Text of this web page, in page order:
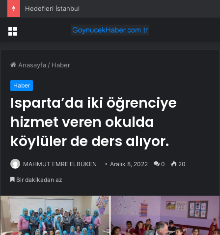
Hedefleri İstanbul
Menü
Anasayfa / Haber
Haber
Isparta’da iki öğrenciye
hizmet veren okulda
köylüler de ders alıyor.
MAHMUT EMRE ELBÜKEN Aralık 8, 2022 0 20
Bir dakikadan az